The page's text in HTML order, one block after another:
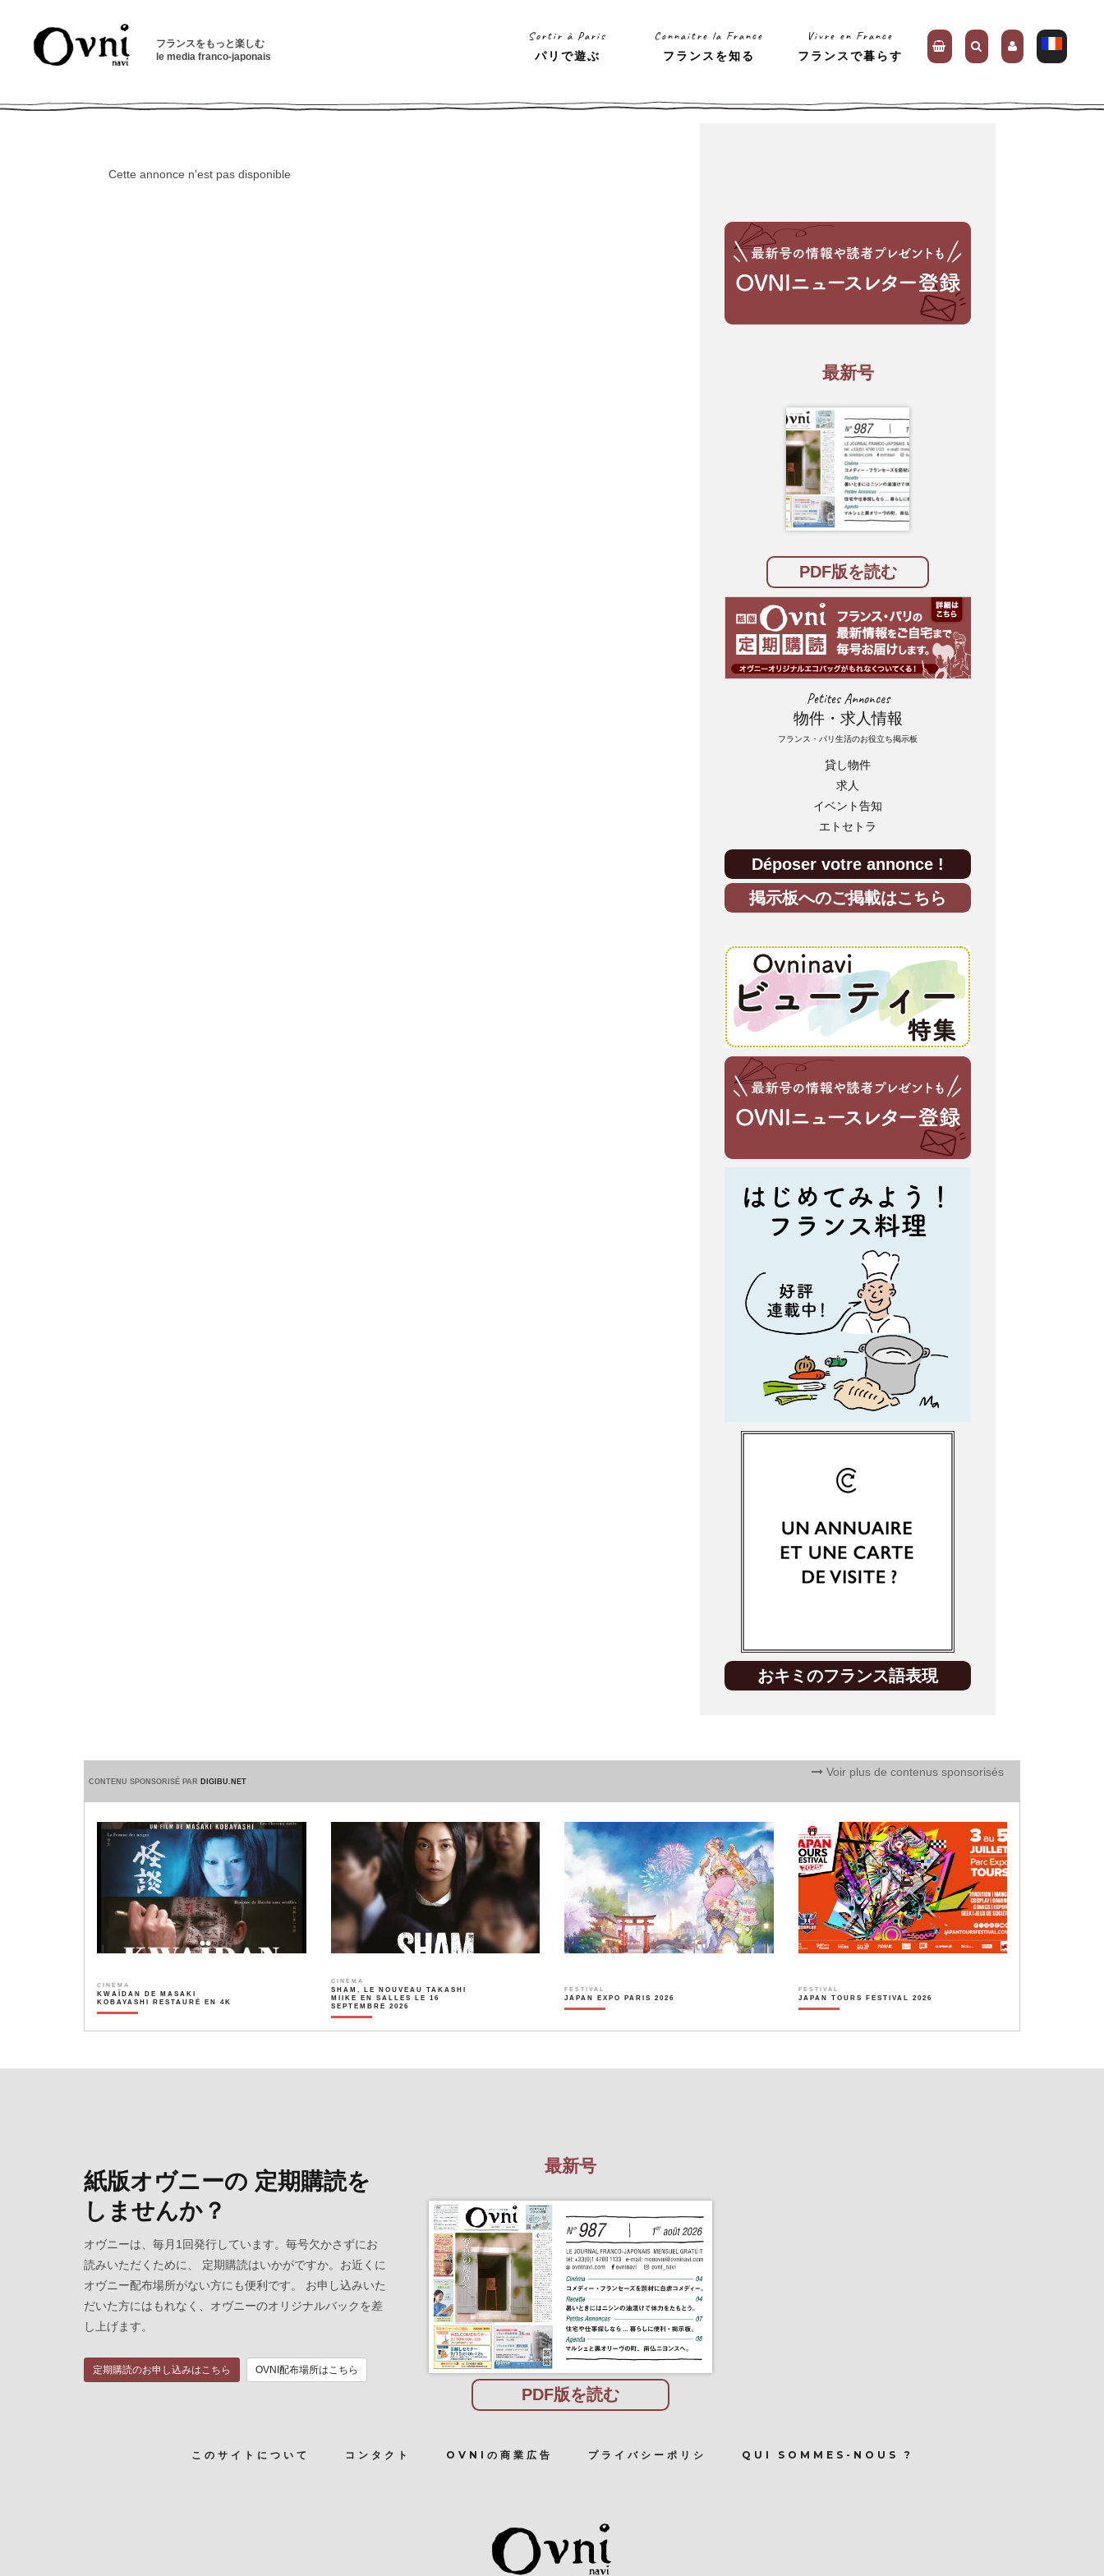
フランスをもっと楽しむ
le media franco-japonais
Sortir à Paris
パリで遊ぶ
Connaitre la France
フランスを知る
Vivre en France
フランスで暮らす
Cette annonce n'est pas disponible
最新号
PDF版を読む
Petites Annonces
物件・求人情報
フランス・パリ生活のお役立ち掲示板
貸し物件
求人
イベント告知
エトセトラ
Déposer votre annonce !
掲示板へのご掲載はこちら
おキミのフランス語表現
CONTENU SPONSORISÉ PAR DIGIBU.NET
Voir plus de contenus sponsorisés
CINÉMA
KWAÏDAN DE MASAKI
KOBAYASHI RESTAURÉ EN 4K
CINÉMA
SHAM, LE NOUVEAU TAKASHI
MIIKE EN SALLES LE 16
SEPTEMBRE 2026
FESTIVAL
JAPAN EXPO PARIS 2026
FESTIVAL
JAPAN TOURS FESTIVAL 2026
紙版オヴニーの 定期購読を
しませんか？
オヴニーは、毎月1回発行しています。毎号欠かさずにお
読みいただくために、 定期購読はいかがですか。お近くに
オヴニー配布場所がない方にも便利です。 お申し込みいた
だいた方にはもれなく、オヴニーのオリジナルバックを差
し上げます。
定期購読のお申し込みはこちら OVNI配布場所はこちら
最新号
PDF版を読む
このサイトについて コンタクト OVNIの商業広告 プライバシーポリシ QUI SOMMES-NOUS ?